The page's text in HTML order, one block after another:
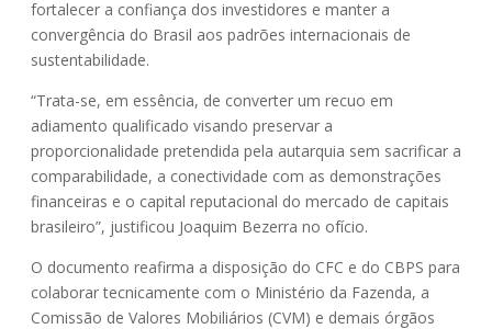
fortalecer a confiança dos investidores e manter a
convergência do Brasil aos padrões internacionais de
sustentabilidade.
“Trata-se, em essência, de converter um recuo em
adiamento qualificado visando preservar a
proporcionalidade pretendida pela autarquia sem sacrificar a
comparabilidade, a conectividade com as demonstrações
financeiras e o capital reputacional do mercado de capitais
brasileiro”, justificou Joaquim Bezerra no ofício.
O documento reafirma a disposição do CFC e do CBPS para
colaborar tecnicamente com o Ministério da Fazenda, a
Comissão de Valores Mobiliários (CVM) e demais órgãos